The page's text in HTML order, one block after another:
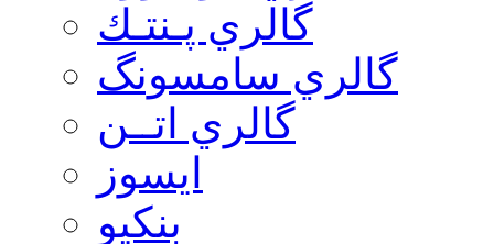
گالري پـنتـك
گالري سامسونگ
گالري اتــن
ایسوز
بنکیو